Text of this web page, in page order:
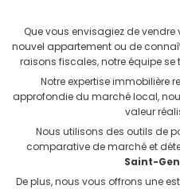
Que vous envisagiez de
nouvel appartement ou de
raisons fiscales, notre équipe
Notre expertise immobilière
approfondie du marché local,
valeur
Nous utilisons des outils de
comparative de marché et
Saint-
De plus, nous vous offrons une